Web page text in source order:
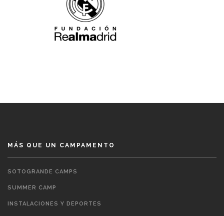
MÁS QUE UN CAMPAMENTO
SOTOGRANDE CAMPS
SUMMER CAMP
INSTALACIONES Y DEPORTES